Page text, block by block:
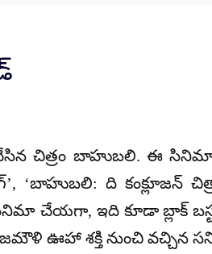
చిత్రం బాహుబలి. ఈ సినిమా
‘బాహుబలి: ది కంక్లూజన్
చేయగా, ఇది కూడా బ్లాక్
ఊహా శక్తి నుంచి వచ్చిన